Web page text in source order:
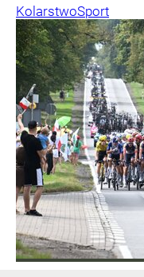
KolarstwoSport